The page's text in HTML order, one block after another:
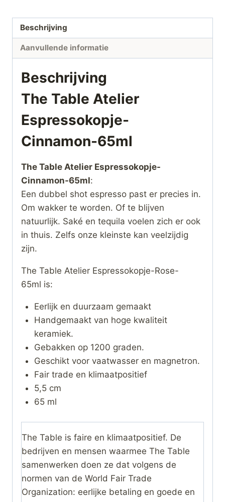
Beschrijving
Aanvullende informatie
Beschrijving
The Table Atelier
Espressokopje-
Cinnamon-65ml
The Table Atelier Espressokopje-
Cinnamon-65ml:
Een dubbel shot espresso past er precies in.
Om wakker te worden. Of te blijven
natuurlijk. Saké en tequila voelen zich er ook
in thuis. Zelfs onze kleinste kan veelzijdig
zijn.
The Table Atelier Espressokopje-Rose-
65ml is:
Eerlijk en duurzaam gemaakt
Handgemaakt van hoge kwaliteit
keramiek.
Gebakken op 1200 graden.
Geschikt voor vaatwasser en magnetron.
Fair trade en klimaatpositief
5,5 cm
65 ml
The Table is faire en klimaatpositief. De
bedrijven en mensen waarmee The Table
samenwerken doen ze dat volgens de
normen van de World Fair Trade
Organization: eerlijke betaling en goede en